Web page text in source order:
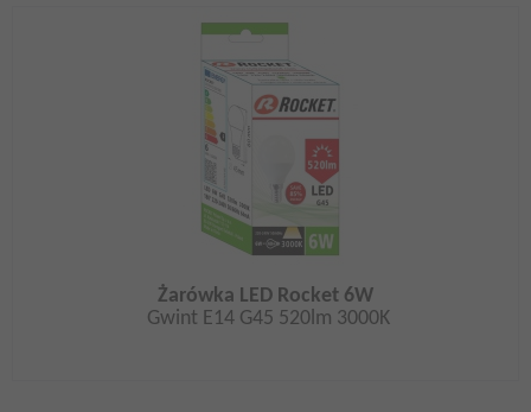
Żarówka LED Rocket 6W
Gwint E14 G45 520lm 3000K